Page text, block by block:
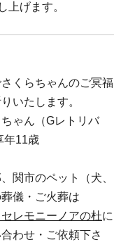
上げます。
くらちゃんのご冥福
いたします。
ゃん（Gレトリバ
年11歳
関市のペット（犬、
儀・ご火葬は
レモニーノアの杜に
わせ・ご依頼下さ